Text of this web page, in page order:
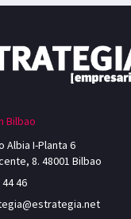
Bilbao
Albia I-Planta 6
8. 48001 Bilbao
46